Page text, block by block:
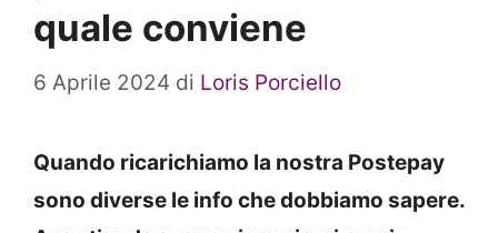
quale conviene
6 Aprile 2024 di Loris Porciello
Quando ricarichiamo la nostra Postepay
sono diverse le info che dobbiamo sapere.